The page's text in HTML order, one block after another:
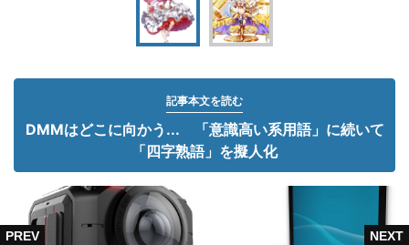
記事本文を読む
DMMはどこに向かう... 「意識高い系用語」に続いて
「四字熟語」を擬人化